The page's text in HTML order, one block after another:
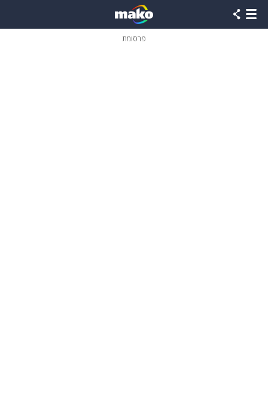
פרסומת